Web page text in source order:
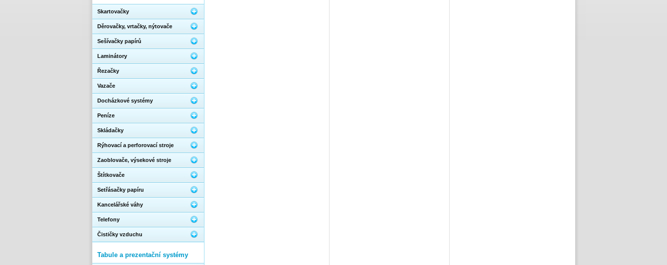
Skartovačky
Děrovačky, vrtačky, nýtovače
Sešívačky papírů
Laminátory
Řezačky
Vazače
Docházkové systémy
Peníze
Skládačky
Rýhovací a perforovací stroje
Zaoblovače, výsekové stroje
Štítkovače
Setřásačky papíru
Kancelářské váhy
Telefony
Čističky vzduchu
Tabule a prezentační systémy